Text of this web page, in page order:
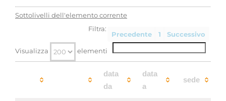
Sottolivelli dell'elemento corrente
Precedente 1 Successivo
Visualizza elementi
Filtra:
data
da
data
a
sede